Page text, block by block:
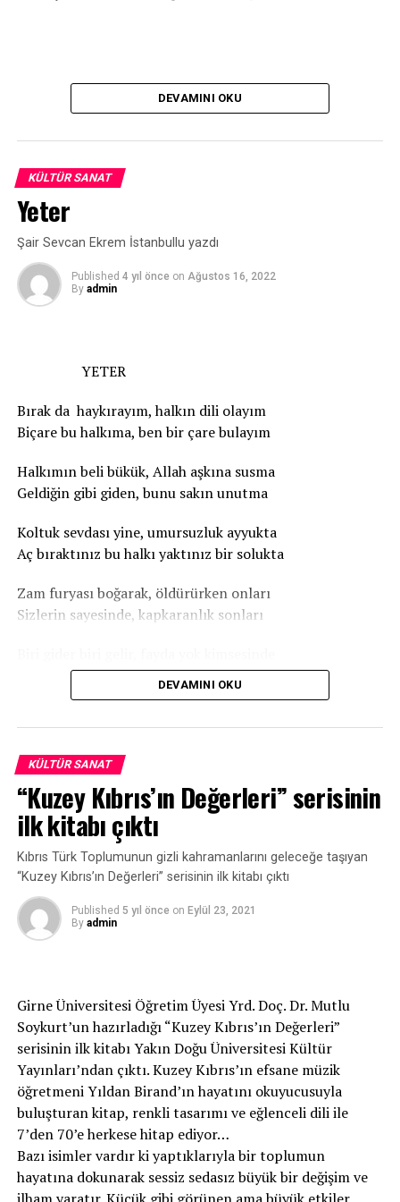
DEVAMINI OKU
KÜLTÜR SANAT
Yeter
Şair Sevcan Ekrem İstanbullu yazdı
Published 4 yıl önce on Ağustos 16, 2022
By admin
YETER
Bırak da haykırayım, halkın dili olayım
Biçare bu halkıma, ben bir çare bulayım
Halkımın beli bükük, Allah aşkına susma
Geldiğin gibi giden, bunu sakın unutma
Koltuk sevdası yine, umursuzluk ayyukta
Aç bıraktınız bu halkı yaktınız bir solukta
Zam furyası boğarak, öldürürken onları
Sizlerin sayesinde, kapkaranlık sonları
Sağmış – solmuş hepsi de halkımın ensesinde
İstikrar istiyoruz, bizi soydunuz yeter
Halk resmen avuç açtı, eskisinden de beter
Gelenler aratırmış, gidenleri ne yazık
Yer her gün bıka bıka, halkım büyük bir kazık
Ekmek alamaz oldu, hani et, süt, un, şeker
Sizler bayram yaparken, halkım sefalet çeker
O zaman belki biraz, insafa gelirsiniz
Onlar ekmek bulmazken, siz pasta yemezsiniz
Maşa olup tutulduk, kullanıldık bir çoğu
Sizler bir balı yalarken yakıldı Orta Doğu
Sıra bizlere geldi sahip çık vatanına
Açlıktan yok olmadan, sahip çık bu halkına
DEVAMINI OKU
KÜLTÜR SANAT
“Kuzey Kıbrıs’ın Değerleri” serisinin
ilk kitabı çıktı
Kıbrıs Türk Toplumunun gizli kahramanlarını geleceğe taşıyan
“Kuzey Kıbrıs’ın Değerleri” serisinin ilk kitabı çıktı
Published 5 yıl önce on Eylül 23, 2021
By admin
Girne Üniversitesi Öğretim Üyesi Yrd. Doç. Dr. Mutlu
Soykurt’un hazırladığı “Kuzey Kıbrıs’ın Değerleri”
serisinin ilk kitabı Yakın Doğu Üniversitesi Kültür
Yayınları’ndan çıktı. Kuzey Kıbrıs’ın efsane müzik
öğretmeni Yıldan Birand’ın hayatını okuyucusuyla
buluşturan kitap, renkli tasarımı ve eğlenceli dili ile
7’den 70’e herkese hitap ediyor…
Bazı isimler vardır ki yaptıklarıyla bir toplumun
hayatına dokunarak sessiz sedasız büyük bir değişim ve